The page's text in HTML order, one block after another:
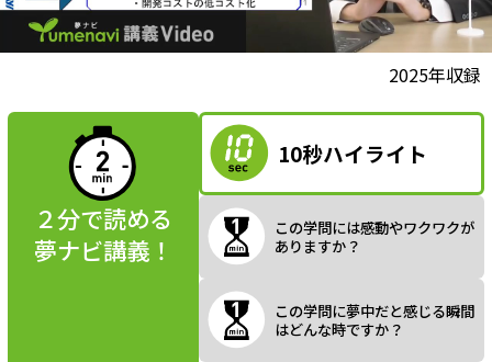
a
y
2025年収録
２分で読める
夢ナビ講義！
10秒ハイライト
この学問には感動やワクワクが
ありますか？
この学問に夢中だと感じる瞬間
はどんな時ですか？